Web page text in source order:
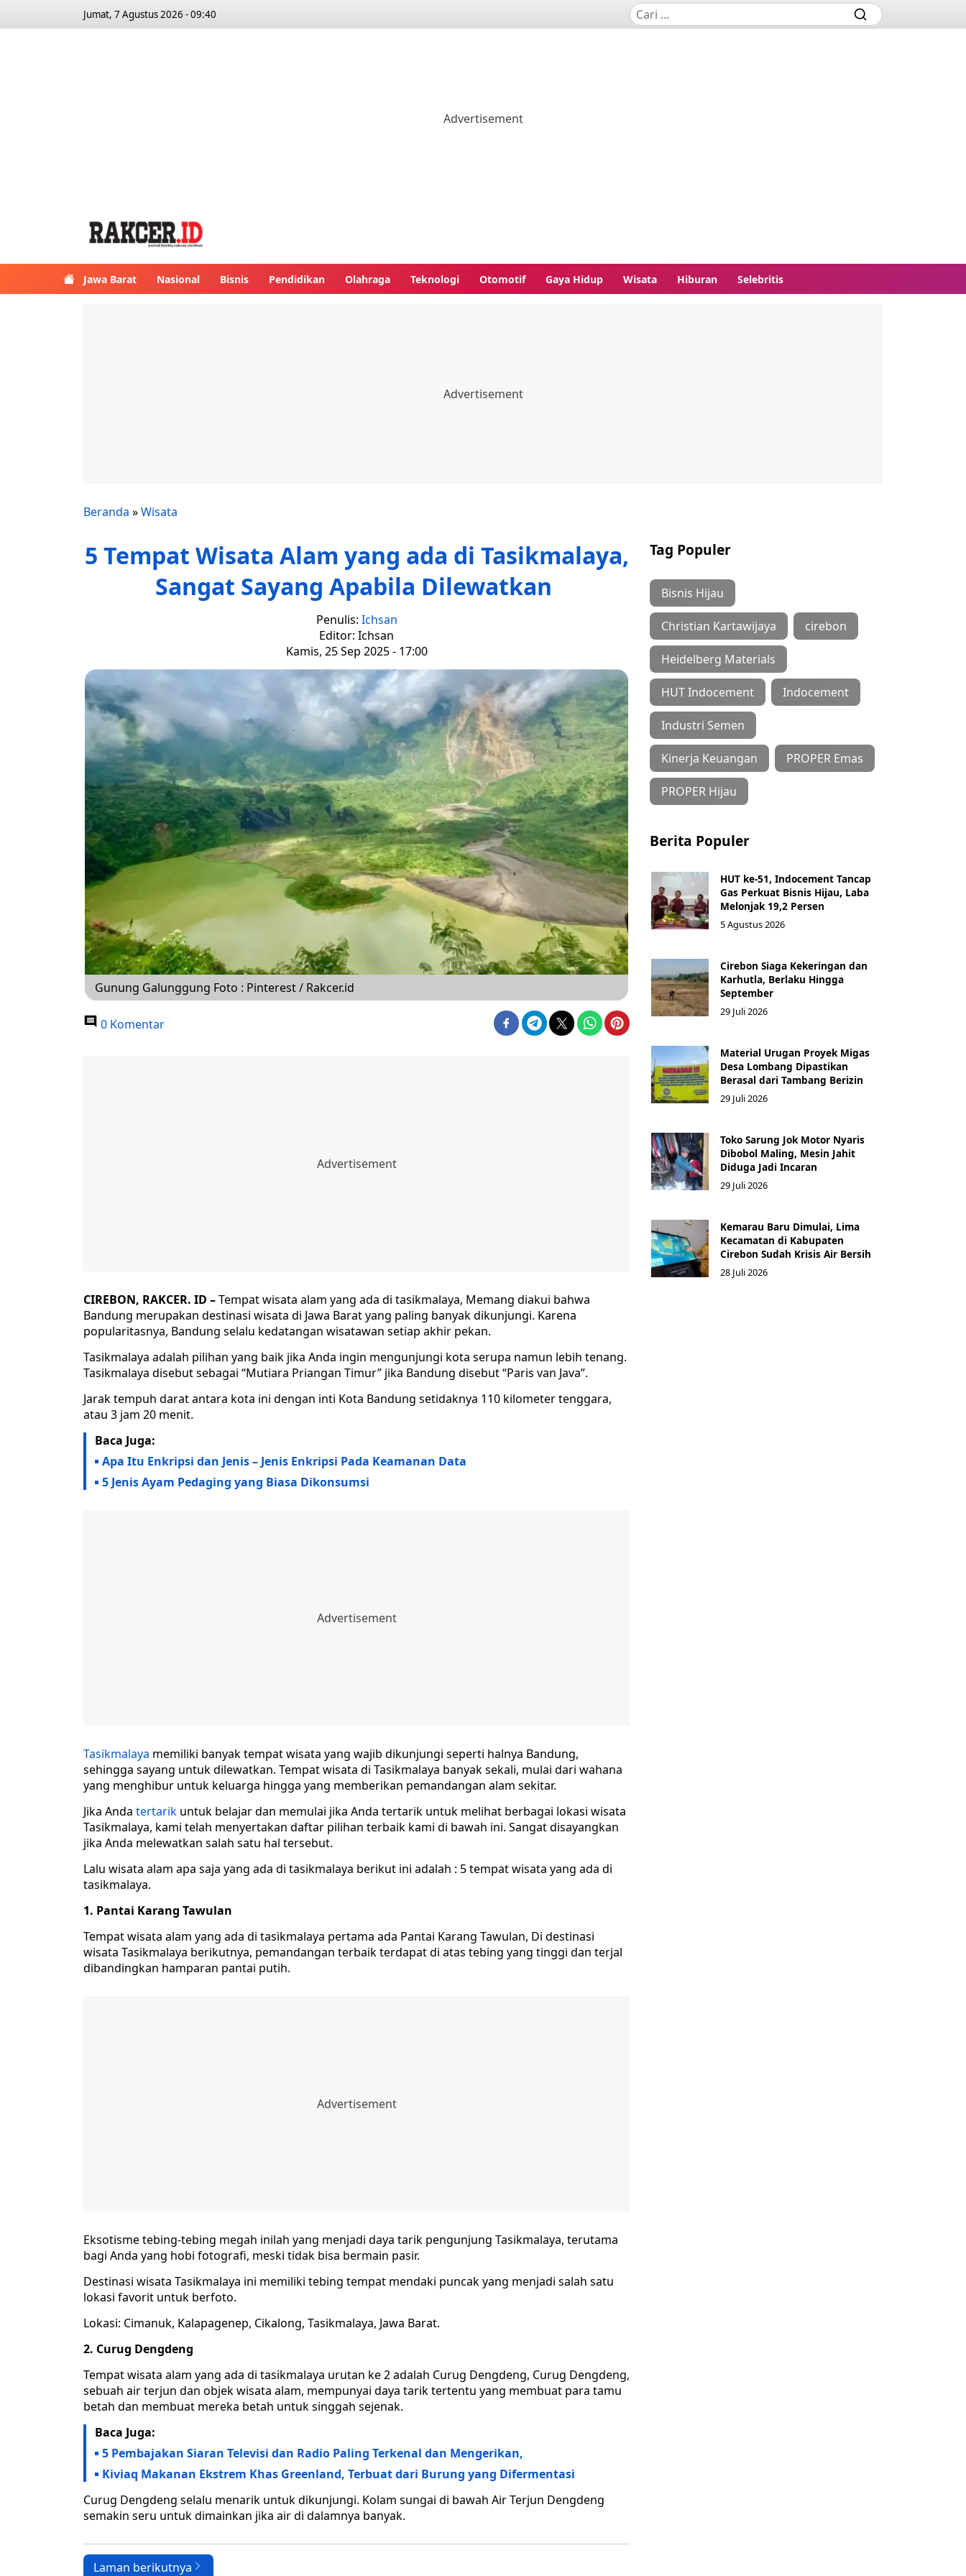
Jumat, 7 Agustus 2026 - 09:40
Jawa Barat Nasional Bisnis Pendidikan Olahraga Teknologi Otomotif Gaya Hidup Wisata Hiburan Selebritis
Beranda »Wisata
5 Tempat Wisata Alam yang ada di Tasikmalaya,
Sangat Sayang Apabila Dilewatkan
Penulis: Ichsan
Editor: Ichsan
Kamis, 25 Sep 2025 - 17:00
Gunung Galunggung Foto : Pinterest / Rakcer.id
0 Komentar
CIREBON, RAKCER. ID –Tempat wisata alam yang ada di tasikmalaya, Memang diakui bahwa
Bandung merupakan destinasi wisata di Jawa Barat yang paling banyak dikunjungi. Karena
popularitasnya, Bandung selalu kedatangan wisatawan setiap akhir pekan.
Tasikmalaya adalah pilihan yang baik jika Anda ingin mengunjungi kota serupa namun lebih tenang.
Tasikmalaya disebut sebagai “Mutiara Priangan Timur” jika Bandung disebut “Paris van Java”.
Jarak tempuh darat antara kota ini dengan inti Kota Bandung setidaknya 110 kilometer tenggara,
atau 3 jam 20 menit.
Baca Juga:
Apa Itu Enkripsi dan Jenis – Jenis Enkripsi Pada Keamanan Data
5 Jenis Ayam Pedaging yang Biasa Dikonsumsi
Tasikmalaya memiliki banyak tempat wisata yang wajib dikunjungi seperti halnya Bandung,
sehingga sayang untuk dilewatkan. Tempat wisata di Tasikmalaya banyak sekali, mulai dari wahana
yang menghibur untuk keluarga hingga yang memberikan pemandangan alam sekitar.
Jika Anda tertarik untuk belajar dan memulai jika Anda tertarik untuk melihat berbagai lokasi wisata
Tasikmalaya, kami telah menyertakan daftar pilihan terbaik kami di bawah ini. Sangat disayangkan
jika Anda melewatkan salah satu hal tersebut.
Lalu wisata alam apa saja yang ada di tasikmalaya berikut ini adalah : 5 tempat wisata yang ada di
tasikmalaya.
1. Pantai Karang Tawulan
Tempat wisata alam yang ada di tasikmalaya pertama ada Pantai Karang Tawulan, Di destinasi
wisata Tasikmalaya berikutnya, pemandangan terbaik terdapat di atas tebing yang tinggi dan terjal
dibandingkan hamparan pantai putih.
Eksotisme tebing-tebing megah inilah yang menjadi daya tarik pengunjung Tasikmalaya, terutama
bagi Anda yang hobi fotografi, meski tidak bisa bermain pasir.
Destinasi wisata Tasikmalaya ini memiliki tebing tempat mendaki puncak yang menjadi salah satu
lokasi favorit untuk berfoto.
Lokasi: Cimanuk, Kalapagenep, Cikalong, Tasikmalaya, Jawa Barat.
2. Curug Dengdeng
Tempat wisata alam yang ada di tasikmalaya urutan ke 2 adalah Curug Dengdeng, Curug Dengdeng,
sebuah air terjun dan objek wisata alam, mempunyai daya tarik tertentu yang membuat para tamu
betah dan membuat mereka betah untuk singgah sejenak.
Baca Juga:
5 Pembajakan Siaran Televisi dan Radio Paling Terkenal dan Mengerikan,
Kiviaq Makanan Ekstrem Khas Greenland, Terbuat dari Burung yang Difermentasi
Curug Dengdeng selalu menarik untuk dikunjungi. Kolam sungai di bawah Air Terjun Dengdeng
semakin seru untuk dimainkan jika air di dalamnya banyak.
Laman berikutnya
Tag Populer
Bisnis Hijau
Christian Kartawijaya cirebon
Heidelberg Materials
HUT Indocement Indocement
Industri Semen
Kinerja Keuangan PROPER Emas
PROPER Hijau
Berita Populer
HUT ke-51, Indocement Tancap
Gas Perkuat Bisnis Hijau, Laba
Melonjak 19,2 Persen
5 Agustus 2026
Cirebon Siaga Kekeringan dan
Karhutla, Berlaku Hingga
September
29 Juli 2026
Material Urugan Proyek Migas
Desa Lombang Dipastikan
Berasal dari Tambang Berizin
29 Juli 2026
Toko Sarung Jok Motor Nyaris
Dibobol Maling, Mesin Jahit
Diduga Jadi Incaran
29 Juli 2026
Kemarau Baru Dimulai, Lima
Kecamatan di Kabupaten
Cirebon Sudah Krisis Air Bersih
28 Juli 2026